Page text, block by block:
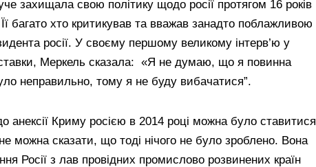
захищала свою політику щодо росії протягом 16 років
багато хто критикував та вважав занадто поблажливою
росії. У своєму першому великому інтерв’ю у
Меркель сказала: «Я не думаю, що я повинна
неправильно, тому я не буду вибачатися”.
анексії Криму росією в 2014 році можна було ставитися
можна сказати, що тоді нічого не було зроблено. Вона
Росії з лав провідних промислово розвинених країн